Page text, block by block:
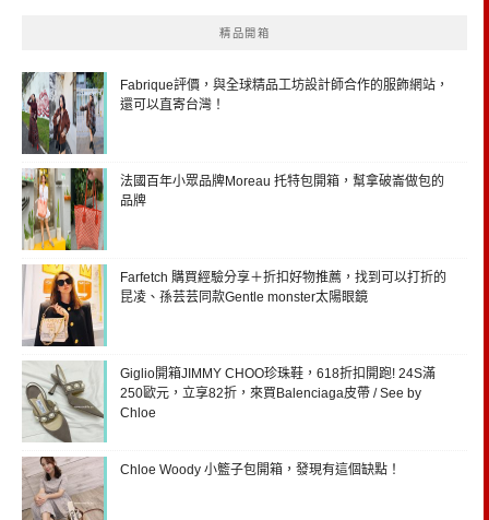
精品開箱
Fabrique評價，與全球精品工坊設計師合作的服飾網站，
還可以直寄台灣！
法國百年小眾品牌Moreau 托特包開箱，幫拿破崙做包的
品牌
Farfetch 購買經驗分享＋折扣好物推薦，找到可以打折的
昆凌、孫芸芸同款Gentle monster太陽眼鏡
Giglio開箱JIMMY CHOO珍珠鞋，618折扣開跑! 24S滿
250歐元，立享82折，來買Balenciaga皮帶 / See by
Chloe
Chloe Woody 小籃子包開箱，發現有這個缺點！